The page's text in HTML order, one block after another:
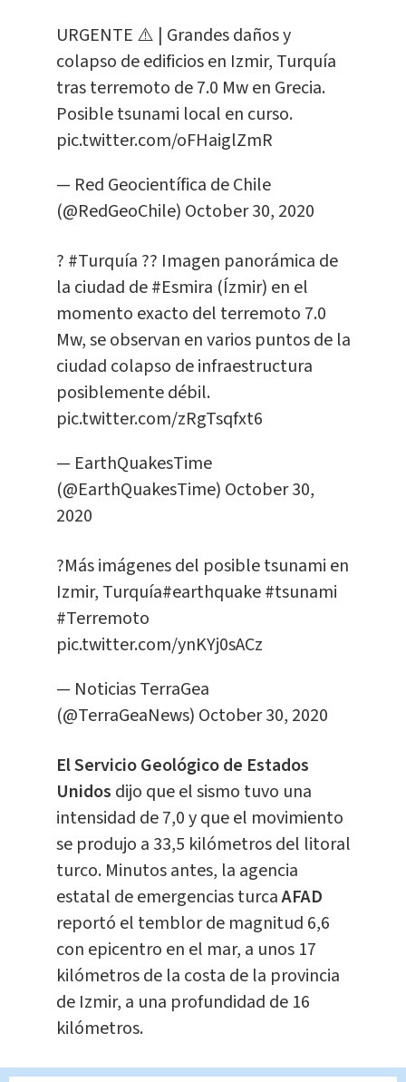
URGENTE ⚠️ | Grandes daños y
colapso de edificios en Izmir, Turquía
tras terremoto de 7.0 Mw en Grecia.
Posible tsunami local en curso.
pic.twitter.com/oFHaiglZmR
— Red Geocientífica de Chile
(@RedGeoChile) October 30, 2020
? #Turquía ?? Imagen panorámica de
la ciudad de#Esmira (Ízmir) en el
momento exacto del terremoto 7.0
Mw, se observan en varios puntos de la
ciudad colapso de infraestructura
posiblemente débil.
pic.twitter.com/zRgTsqfxt6
— EarthQuakesTime
(@EarthQuakesTime) October 30,
2020
?Más imágenes del posible tsunami en
Izmir, Turquía#earthquake#tsunami
#Terremoto
pic.twitter.com/ynKYj0sACz
— Noticias TerraGea
(@TerraGeaNews) October 30, 2020
El Servicio Geológico de Estados
Unidos dijo que el sismo tuvo una
intensidad de 7,0 y que el movimiento
se produjo a 33,5 kilómetros del litoral
turco. Minutos antes, la agencia
estatal de emergencias turcaAFAD
reportó el temblor de magnitud 6,6
con epicentro en el mar, a unos 17
kilómetros de la costa de la provincia
de Izmir, a una profundidad de 16
kilómetros.